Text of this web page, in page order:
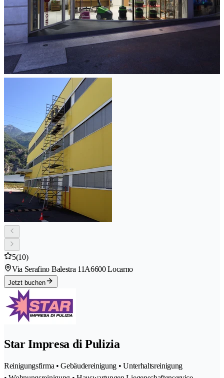
5(10)
Via Serafino Balestra 11A6600 Locarno
Jetzt buchen
Star Impresa di Pulizia
Reinigungsfirma • Gebäudereinigung • Unterhaltsreinigung